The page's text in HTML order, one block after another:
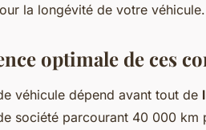
la longévité de votre véhicule.
optimale de ces
véhicule dépend avant tout de
société parcourant 40 000 km